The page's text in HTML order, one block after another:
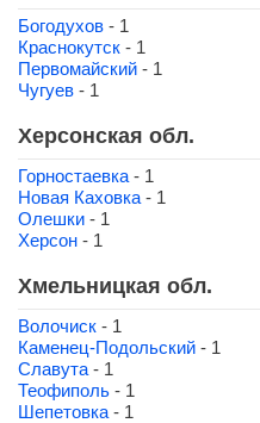
Богодухов - 1
Краснокутск - 1
Первомайский - 1
Чугуев - 1
Херсонская обл.
Горностаевка - 1
Новая Каховка - 1
Олешки - 1
Херсон - 1
Хмельницкая обл.
Волочиск - 1
Каменец-Подольский - 1
Славута - 1
Теофиполь - 1
Шепетовка - 1